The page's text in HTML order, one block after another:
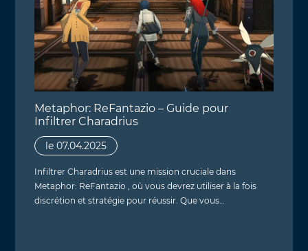
Metaphor: ReFantazio – Guide pour
Infiltrer Charadrius
le 07.04.2025
Infiltrer Charadrius est une mission cruciale dans
Metaphor: ReFantazio , où vous devrez utiliser à la fois
discrétion et stratégie pour réussir. Que vous…